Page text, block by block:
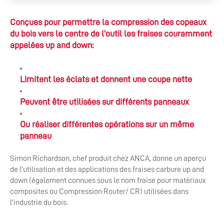
Conçues pour permettre la compression des copeaux
du bois vers le centre de l’outil les fraises couramment
appelées up and down:
Limitent les éclats et donnent une coupe nette
Peuvent être utilisées sur différents panneaux
Ou réaliser différentes opérations sur un même
panneau
Simon Richardson, chef produit chez ANCA, donne un aperçu
de l’utilisation et des applications des fraises carbure up and
down (également connues sous le nom fraise pour matériaux
composites ou Compression Router/ CR) utilisées dans
l’industrie du bois.